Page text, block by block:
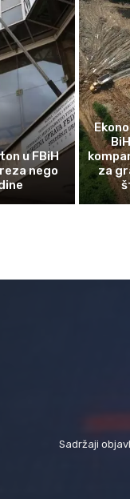
u FBiH
nego
za
Sadržaji